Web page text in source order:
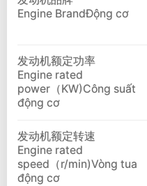
Engine BrandĐộng cơ
发动机额定功率
Engine rated
power（KW)Công suất
động cơ
发动机额定转速
Engine rated
speed（r/min)Vòng tua
động cơ